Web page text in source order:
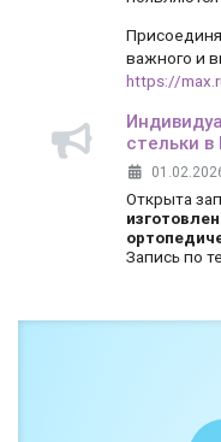
важного и
https://
стельки
Открыта
Запись по